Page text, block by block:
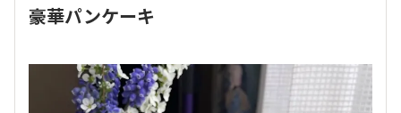
豪華パンケーキ